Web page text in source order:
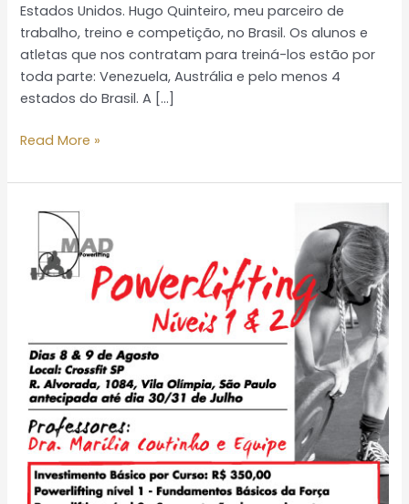
Estados Unidos. Hugo Quinteiro, meu parceiro de
trabalho, treino e competição, no Brasil. Os alunos e
atletas que nos contratam para treiná-los estão por
toda parte: Venezuela, Austrália e pelo menos 4
estados do Brasil. A […]
Read More »
influência